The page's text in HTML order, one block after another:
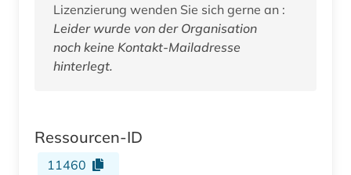
Lizenzierung wenden Sie sich gerne an :
Leider wurde von der Organisation
noch keine Kontakt-Mailadresse
hinterlegt.
Ressourcen-ID
11460